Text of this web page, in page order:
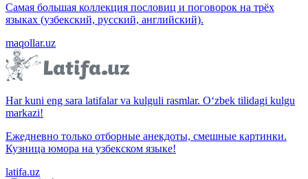
Самая большая коллекция пословиц и поговорок на трёх
языках (узбекский, русский, английский).
maqollar.uz
Har kuni eng sara latifalar va kulguli rasmlar. O‘zbek tilidagi kulgu
markazi!
Ежедневно только отборные анекдоты, смешные картинки.
Кузница юмора на узбекском языке!
latifa.uz